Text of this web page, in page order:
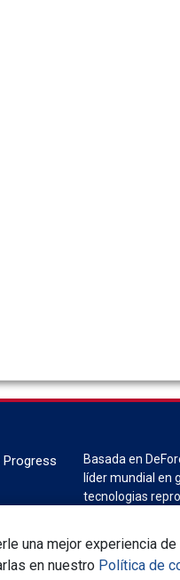
una mejor experiencia
en nuestro Política de
Basada en
líder mundial en
tecnologias